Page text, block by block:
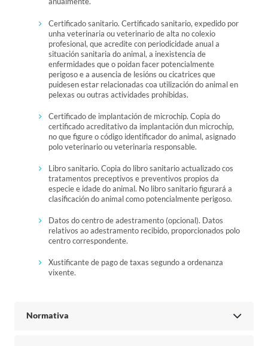
Certificado sanitario. Certificado sanitario, expedido por
unha veterinaria ou veterinario de alta no colexio
profesional, que acredite con periodicidade anual a
situación sanitaria do animal, a inexistencia de
enfermidades que o poidan facer potencialmente
perigoso e a ausencia de lesións ou cicatrices que
puidesen estar relacionadas coa utilización do animal en
pelexas ou outras actividades prohibidas.
Certificado de implantación de microchip. Copia do
certificado acreditativo da implantación dun microchip,
no que figure o código identificador do animal, asignado
polo veterinario ou veterinaria responsable.
Libro sanitario. Copia do libro sanitario actualizado cos
tratamentos preceptivos e preventivos propios da
especie e idade do animal. No libro sanitario figurará a
clasificación do animal como potencialmente perigoso.
Datos do centro de adestramento (opcional). Datos
relativos ao adestramento recibido, proporcionados polo
centro correspondente.
Xustificante de pago de taxas segundo a ordenanza
vixente.
Normativa